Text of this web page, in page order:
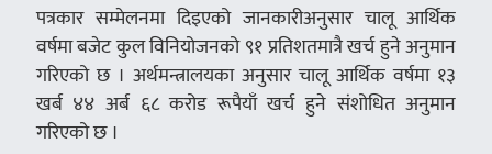
पत्रकार सम्मेलनमा दिइएको जानकारीअनुसार चालू आर्थिक
वर्षमा बजेट कुल विनियोजनको ९१ प्रतिशतमात्रै खर्च हुने अनुमान
गरिएको छ । अर्थमन्त्रालयका अनुसार चालू आर्थिक वर्षमा १३
खर्ब ४४ अर्ब ६८ करोड रूपैयाँ खर्च हुने संशोधित अनुमान
गरिएको छ ।